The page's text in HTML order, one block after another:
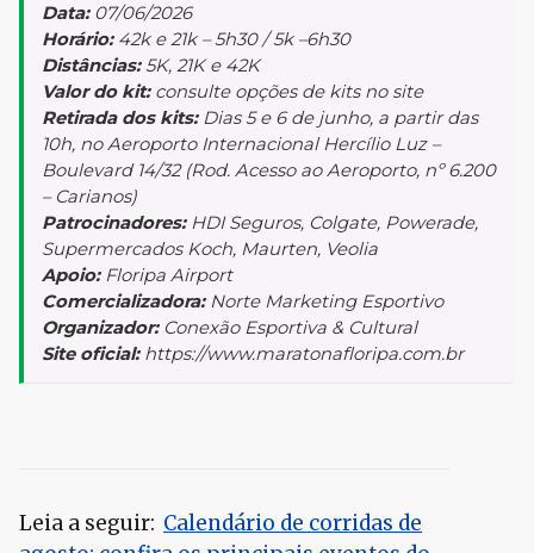
Data:07/06/2026
Horário:42k e 21k – 5h30 / 5k –6h30
Distâncias:5K, 21K e 42K
Valor do kit:consulte opções de kits no site
Retirada dos kits:Dias 5 e 6 de junho, a partir das
10h, no Aeroporto Internacional Hercílio Luz –
Boulevard 14/32 (Rod. Acesso ao Aeroporto, nº 6.200
– Carianos)
Patrocinadores:HDI Seguros, Colgate, Powerade,
Supermercados Koch, Maurten, Veolia
Apoio:Floripa Airport
Comercializadora:Norte Marketing Esportivo
Organizador:Conexão Esportiva & Cultural
Site oficial:https://www.maratonafloripa.com.br
Leia a seguir: Calendário de corridas de